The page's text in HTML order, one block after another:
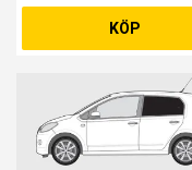
KÖP